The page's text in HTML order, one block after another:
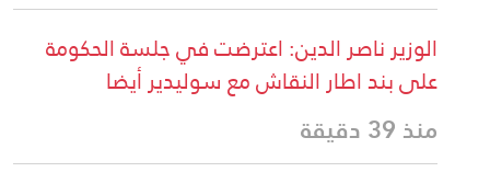
الوزير ناصر الدين: اعترضت في جلسة الحكومة
على بند اطار النقاش مع سوليدير أيضا
منذ 39 دقيقة